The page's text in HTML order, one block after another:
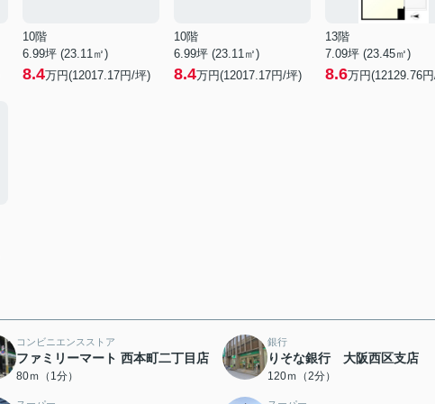
10階
6.99坪 (23.11㎡)
8.4万円(12017.17円/坪)
10階
6.99坪 (23.11㎡)
8.4万円(12017.17円/坪)
13階
7.09坪 (23.45㎡)
8.6万円(12129.76
コンビニエンスストア
ファミリーマート 西本町二丁目店
80ｍ（1分）
銀行
りそな銀行 大阪西区支店
120ｍ（2分）